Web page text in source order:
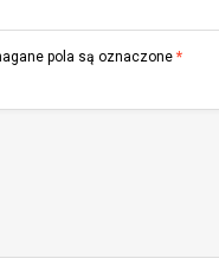
pola są oznaczone *